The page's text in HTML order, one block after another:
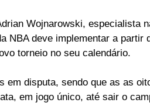
Wojnarowski, especialista
NBA deve implementar a partir
torneio no seu calendário.
em disputa, sendo que as as
em jogo único, até sair o